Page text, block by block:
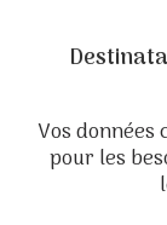
Vos
pour les